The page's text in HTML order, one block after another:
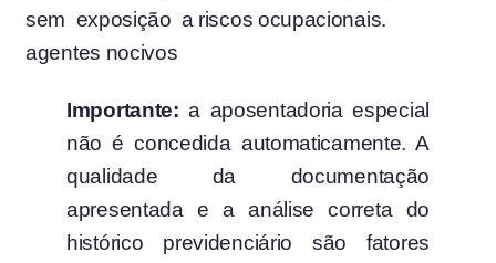
sem exposição a
agentes nocivos
riscos ocupacionais.
Importante: a aposentadoria especial
não é concedida automaticamente. A
qualidade da documentação
apresentada e a análise correta do
histórico previdenciário são fatores